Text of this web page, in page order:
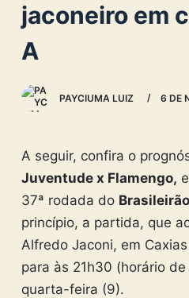
n
e
jaconeiro em
A
PAYCIUMA LUIZ 6 DE
A seguir, confira o
Juventude x Flamengo,
37ª rodada do Brasileirão
princípio, a partida, que
Alfredo Jaconi, em
para às 21h30 (horário
quarta-feira (9).